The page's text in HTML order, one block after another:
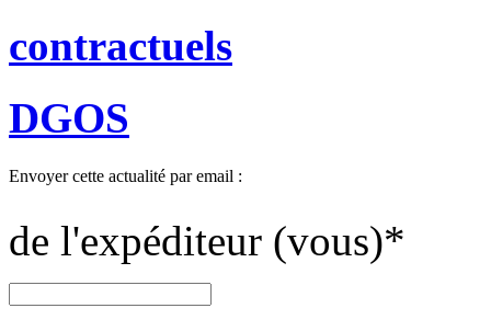
contractuels
DGOS
Envoyer cette actualité par email :
de l'expéditeur (vous)*